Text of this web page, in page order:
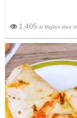
1.405 di Migliori idee